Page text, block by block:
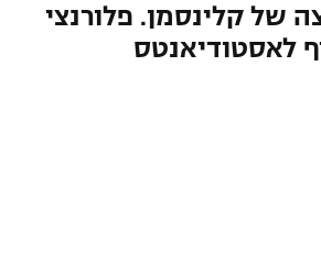
של קלינסמן. פלורנצי
לאסטודיאנטס